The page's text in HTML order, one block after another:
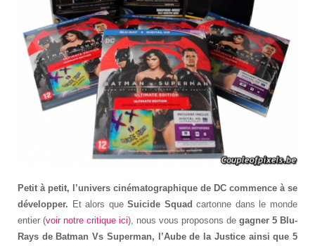
Petit à petit, l’univers cinématographique de DC commence à se
développer. Et alors queSuicide Squad cartonne dans le monde
entier (voir notre critique ici), nous vous proposons de gagner 5 Blu-
Rays de Batman Vs Superman, l’Aube de la Justice ainsi que 5